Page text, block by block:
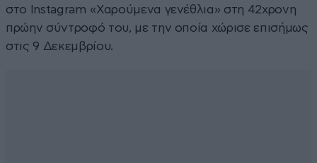
στο Instagram «Χαρούμενα γενέθλια» στη 42χρονη
πρώην σύντροφό του, με την οποία χώρισε επισήμως
στις 9 Δεκεμβρίου.